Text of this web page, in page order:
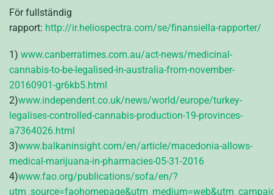
För fullständig
rapport: http://ir.heliospectra.com/se/finansiella-rapporter/
1) www.canberratimes.com.au/act-news/medicinal-
cannabis-to-be-legalised-in-australia-from-november-
20160901-gr6kb5.html
2)www.independent.co.uk/news/world/europe/turkey-
legalises-controlled-cannabis-production-19-provinces-
a7364026.html
3)www.balkaninsight.com/en/article/macedonia-allows-
medical-marijuana-in-pharmacies-05-31-2016
4)www.fao.org/publications/sofa/en/?